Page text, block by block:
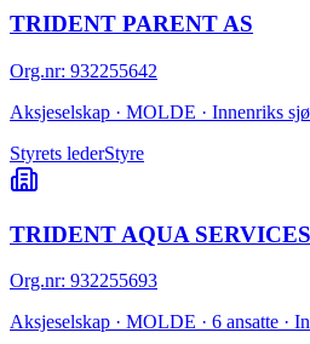
TRIDENT PARENT AS
Org.nr: 932255642
Aksjeselskap · MOLDE · Innenriks
Styrets lederStyre
TRIDENT AQUA
Org.nr: 932255693
Aksjeselskap · MOLDE · 6 ansatte ·